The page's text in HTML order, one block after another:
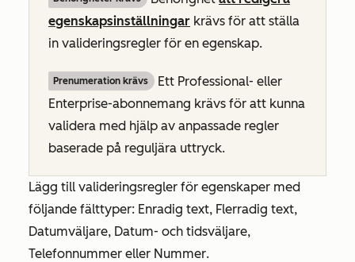
egenskapsinställningar krävs för att ställa
in valideringsregler för en egenskap.
Prenumeration krävs Ett Professional- eller
Enterprise-abonnemang krävs för att kunna
validera med hjälp av anpassade regler
baserade på reguljära uttryck.
Lägg till valideringsregler för egenskaper med
följande fälttyper: Enradig text, Flerradig text,
Datumväljare, Datum- och tidsväljare,
Telefonnummer eller Nummer.